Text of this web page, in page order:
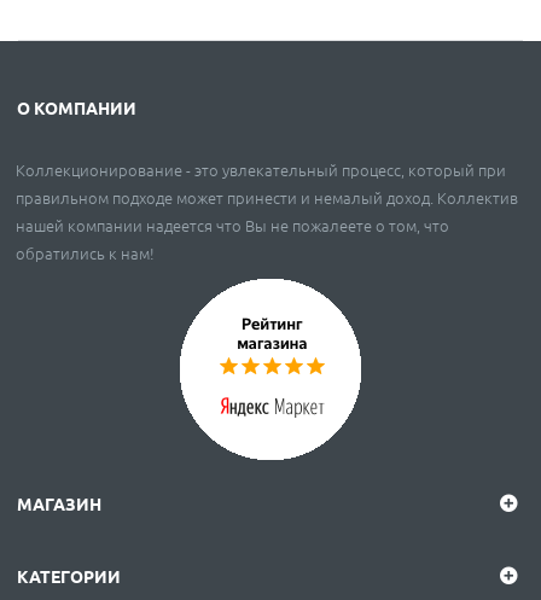
О КОМПАНИИ
Коллекционирование - это увлекательный процесс, который при
правильном подходе может принести и немалый доход. Коллектив
нашей компании надеется что Вы не пожалеете о том, что
обратились к нам!
МАГАЗИН
КАТЕГОРИИ